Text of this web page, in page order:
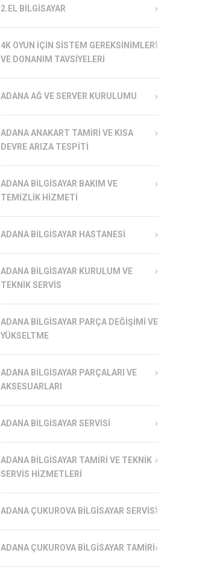
2.EL BILGISAYAR
4K OYUN İÇIN SISTEM GEREKSINIMLERI
VE DONANIM TAVSIYELERI
ADANA AĞ VE SERVER KURULUMU
ADANA ANAKART TAMIRI VE KISA
DEVRE ARIZA TESPITI
ADANA BILGISAYAR BAKIM VE
TEMIZLIK HIZMETI
ADANA BILGISAYAR HASTANESI
ADANA BILGISAYAR KURULUM VE
TEKNIK SERVIS
ADANA BILGISAYAR PARÇA DEĞIŞIMI VE
YÜKSELTME
ADANA BILGISAYAR PARÇALARI VE
AKSESUARLARI
ADANA BILGISAYAR SERVISI
ADANA BILGISAYAR TAMIRI VE TEKNIK
SERVIS HIZMETLERI
ADANA ÇUKUROVA BILGISAYAR SERVISI
ADANA ÇUKUROVA BILGISAYAR TAMIRI